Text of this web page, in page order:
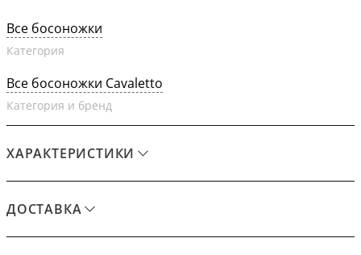
Все босоножки
Категория
Все босоножки Cavaletto
Категория и бренд
ХАРАКТЕРИСТИКИ
ДОСТАВКА